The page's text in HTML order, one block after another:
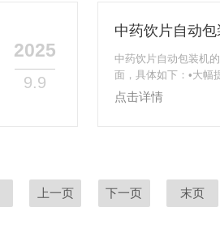
2025
9.9
中药饮片自动
中药饮片自动包装机
面，具体如下：•大幅
装速度可达40至75袋
降低人工费和管理费
点击详情
上一页 下一页 末页